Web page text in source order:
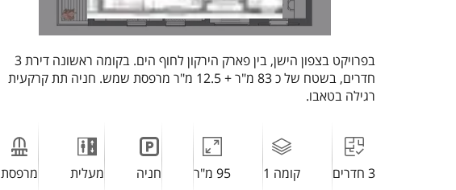
בפרויקט בצפון הישן, בין פארק הירקון לחוף הים. בקומה ראשונה דירת 3
חדרים, בשטח של כ 83 מ"ר + 12.5 מ"ר מרפסת שמש. חניה תת קרקעית
רגילה בטאבו.
3 חדרים קומה 1 95 מ"ר חניה מעלית מרפסת